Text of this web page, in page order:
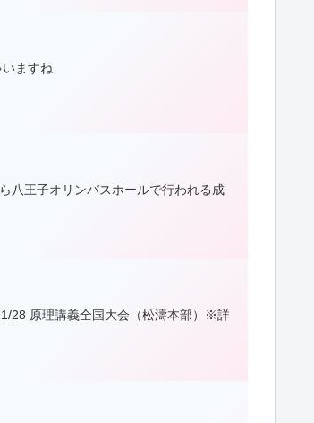
ますね...
八王子オリンパスホールで行われる成
28 原理講義全国大会（松濤本部）※詳